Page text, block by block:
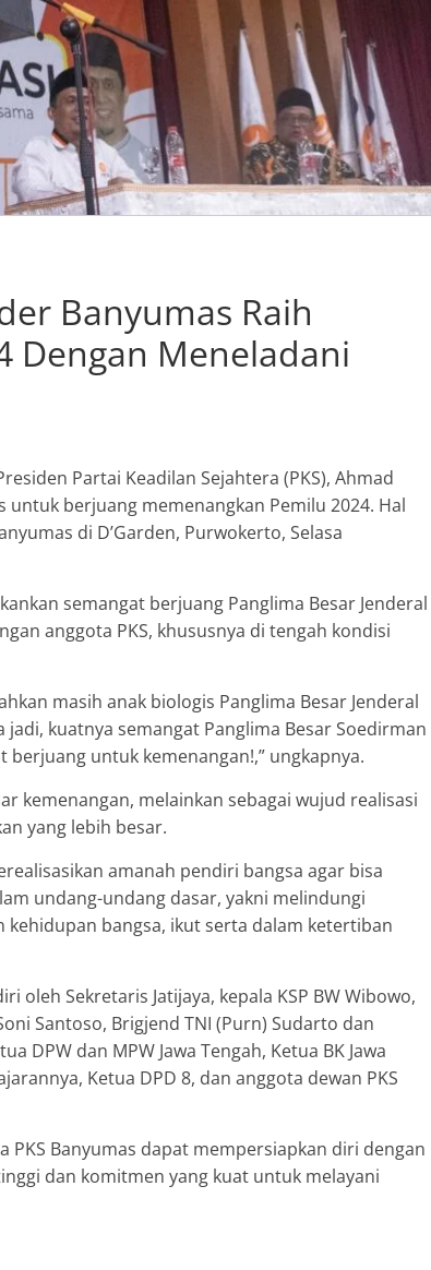
Banyumas Raih
Dengan Meneladani
Partai Keadilan Sejahtera (PKS), Ahmad
untuk berjuang memenangkan Pemilu 2024. Hal
di D’Garden, Purwokerto, Selasa
semangat berjuang Panglima Besar Jenderal
anggota PKS, khususnya di tengah kondisi
masih anak biologis Panglima Besar Jenderal
kuatnya semangat Panglima Besar Soedirman
untuk kemenangan!,” ungkapnya.
kemenangan, melainkan sebagai wujud realisasi
yang lebih besar.
amanah pendiri bangsa agar bisa
undang-undang dasar, yakni melindungi
kehidupan bangsa, ikut serta dalam ketertiban
oleh Sekretaris Jatijaya, kepala KSP BW Wibowo,
Santoso, Brigjend TNI (Purn) Sudarto dan
DPW dan MPW Jawa Tengah, Ketua BK Jawa
Ketua DPD 8, dan anggota dewan PKS
Banyumas dapat mempersiapkan diri dengan
dan komitmen yang kuat untuk melayani